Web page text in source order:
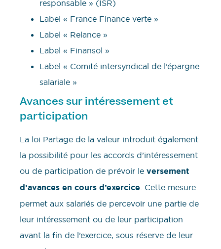
responsable » (ISR)
Label « France Finance verte »
Label « Relance »
Label « Finansol »
Label « Comité intersyndical de l’épargne
salariale »
Avances sur intéressement et
participation
La loi Partage de la valeur introduit également
la possibilité pour les accords d’intéressement
ou de participation de prévoir le versement
d’avances en cours d’exercice . Cette mesure
permet aux salariés de percevoir une partie de
leur intéressement ou de leur participation
avant la fin de l’exercice, sous réserve de leur